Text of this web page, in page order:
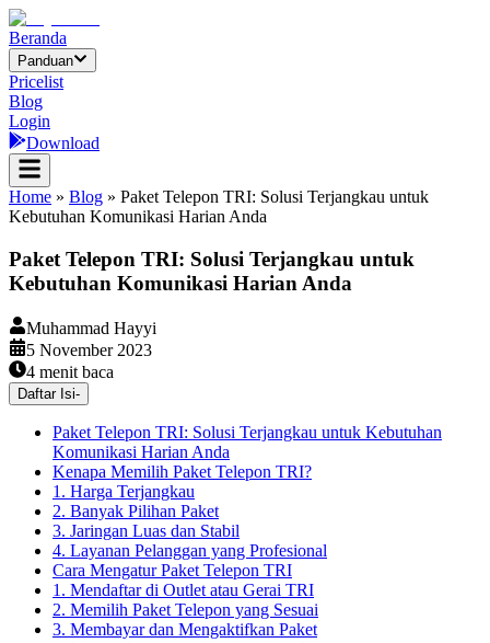
Beranda
Panduan
Pricelist
Blog
Login
Download
Home » Blog » Paket Telepon TRI: Solusi Terjangkau untuk
Kebutuhan Komunikasi Harian Anda
Paket Telepon TRI: Solusi Terjangkau untuk
Kebutuhan Komunikasi Harian Anda
Muhammad Hayyi
5 November 2023
4 menit baca
Daftar Isi-
Paket Telepon TRI: Solusi Terjangkau untuk Kebutuhan
Komunikasi Harian Anda
Kenapa Memilih Paket Telepon TRI?
1. Harga Terjangkau
2. Banyak Pilihan Paket
3. Jaringan Luas dan Stabil
4. Layanan Pelanggan yang Profesional
Cara Mengatur Paket Telepon TRI
1. Mendaftar di Outlet atau Gerai TRI
2. Memilih Paket Telepon yang Sesuai
3. Membayar dan Mengaktifkan Paket